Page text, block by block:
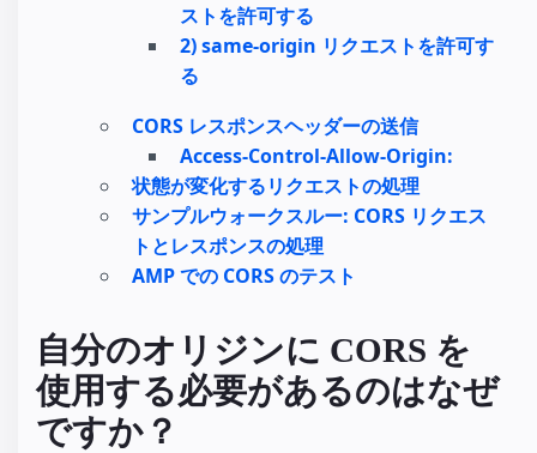
ストを許可する
2) same-origin リクエストを許可す
る
CORS レスポンスヘッダーの送信
Access-Control-Allow-Origin:
状態が変化するリクエストの処理
サンプルウォークスルー: CORS リクエス
トとレスポンスの処理
AMP での CORS のテスト
自分のオリジンに CORS を
使用する必要があるのはなぜ
ですか？